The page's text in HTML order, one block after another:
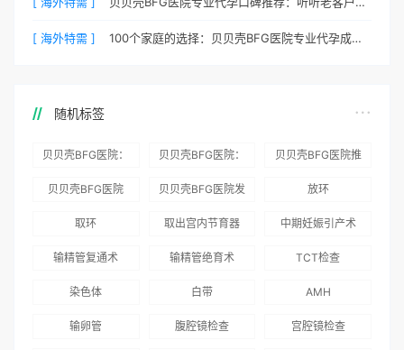
[ 海外特需 ] 100个家庭的选择：贝贝壳BFG医院专业代孕成功案例分享
随机标签
贝贝壳BFG医院：
务
贝贝壳BFG医院：
术”和“法律支持”
贝贝壳BFG医院推
贝贝壳BFG医院
贝贝壳BFG医院发
国版）》
放环
取环 取出宫内节育器 中期妊娠引产术
输精管复通术 输精管绝育术 TCT检查
染色体 白带 AMH
输卵管 腹腔镜检查 宫腔镜检查